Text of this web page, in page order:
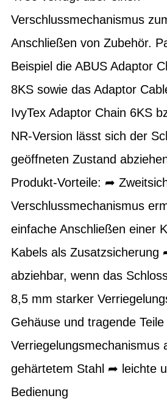
Verschlussmechanismus
Anschließen von Zubehör.
Beispiel die ABUS Adaptor
8KS sowie das Adaptor
IvyTex Adaptor Chain 6KS
NR-Version lässt sich der
geöffneten Zustand
Produkt-Vorteile: ➦
Verschlussmechanismus
einfache Anschließen einer
Kabels als Zusatzsicherung
abziehbar, wenn das
8,5 mm starker
Gehäuse und tragende Teile
Verriegelungsmechanismus
gehärtetem Stahl ➦ leichte
Bedienung